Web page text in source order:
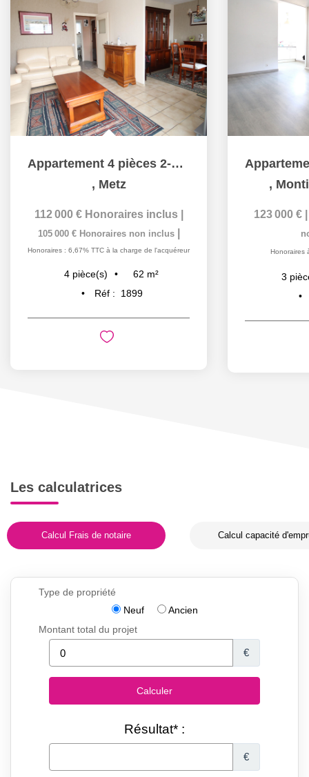
Appartement 4 pièces 2-3 chambres balcon cave à vendre à...
, Metz
112 000 € Honoraires inclus
105 000 € Honoraires non inclus
Honoraires : 6,67% TTC à la charge de l'acquéreur
4 pièce(s) 62 m²
Réf :
1899
,
123 000 €
Honoraires
3
Les calculatrices
Calcul Frais de notaire Calcul capacité